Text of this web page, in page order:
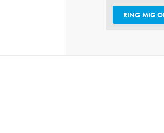
RING MIG